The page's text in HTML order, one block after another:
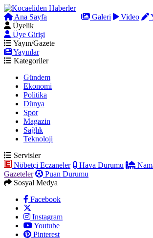
Ana Sayfa Galeri Video
Üyelik
Üye Girişi
Yayın/Gazete
Yayınlar
Kategoriler
Gündem
Ekonomi
Politika
Dünya
Spor
Magazin
Sağlık
Teknoloji
Servisler
Nöbetçi Eczaneler
Hava Durumu
Gazeteler
Puan Durumu
Sosyal Medya
Facebook
Instagram
Youtube
Pinterest